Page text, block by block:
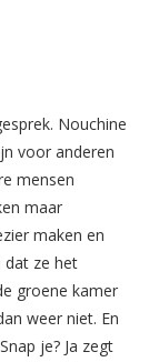
Nouchine
voor anderen
mensen
maar
maken en
dat ze het
groene kamer
weer niet. En
je? Ja zegt